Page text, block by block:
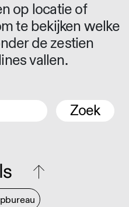
op locatie of
te bekijken welke
de zestien
vallen.
Zoek